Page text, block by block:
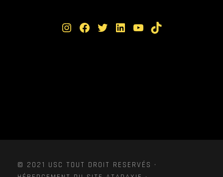
Instagram Facebook Twitter LinkedIn YouTube TikTok
© 2021 USC TOUT DROIT RESERVÉS ·